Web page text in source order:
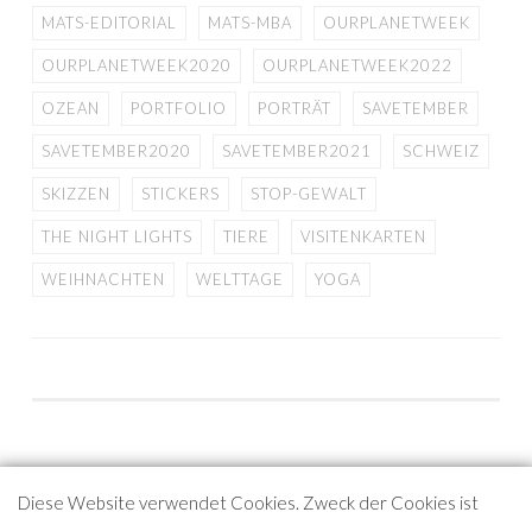
MATS-EDITORIAL MATS-MBA OURPLANETWEEK
OURPLANETWEEK2020 OURPLANETWEEK2022
OZEAN PORTFOLIO PORTRÄT SAVETEMBER
SAVETEMBER2020 SAVETEMBER2021 SCHWEIZ
SKIZZEN STICKERS STOP-GEWALT
THE NIGHT LIGHTS TIERE VISITENKARTEN
WEIHNACHTEN WELTTAGE YOGA
Diese Website verwendet Cookies. Zweck der Cookies ist